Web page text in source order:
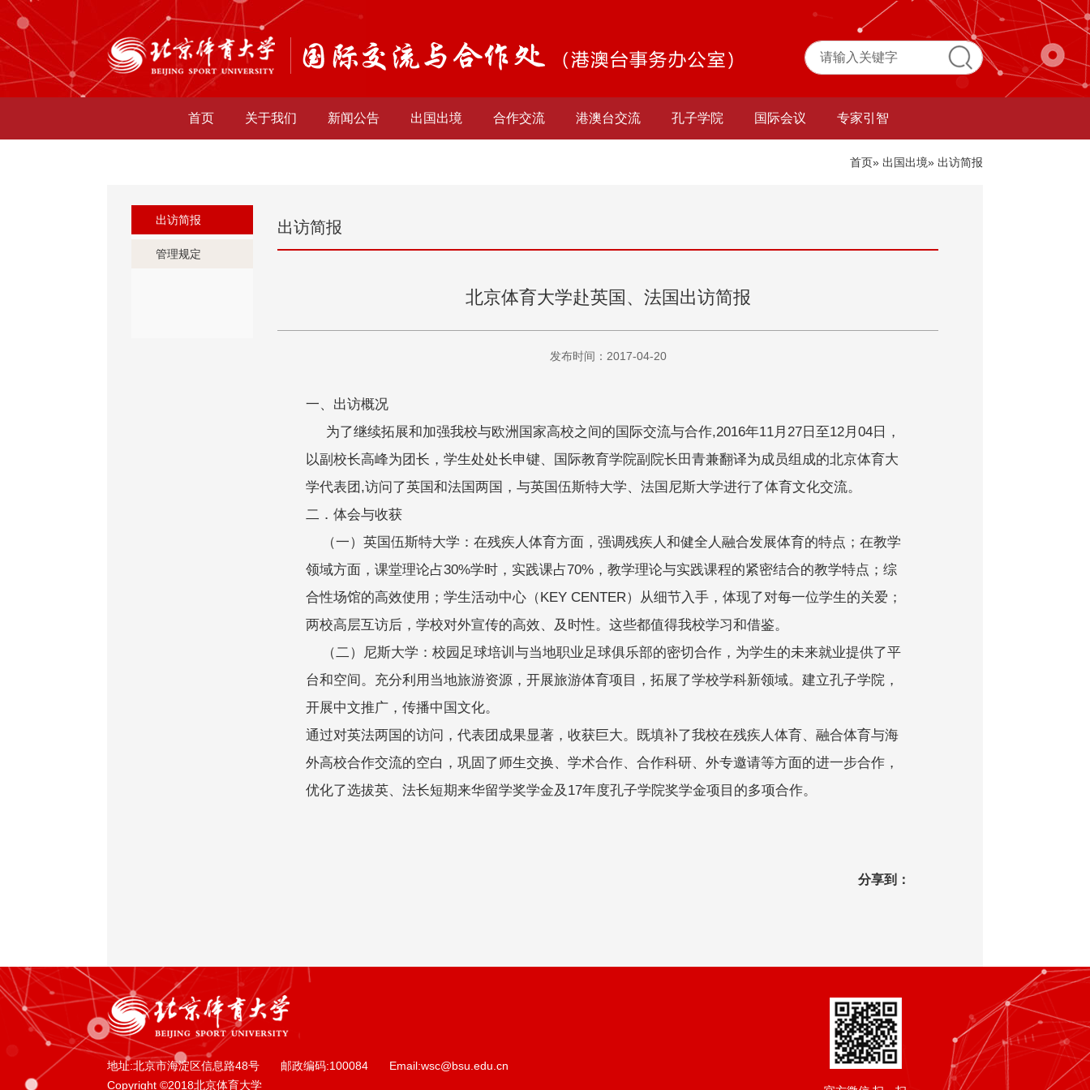
首页 关于我们 新闻公告 出国出境 合作交流 港澳台交流 孔子学院 国际会议 专家引智
首页» 出国出境» 出访简报
出访简报
管理规定
出访简报
北京体育大学赴英国、法国出访简报
发布时间：2017-04-20
一、出访概况
为了继续拓展和加强我校与欧洲国家高校之间的国际交流与合作,2016年11月27日至12月04日，
以副校长高峰为团长，学生处处长申键、国际教育学院副院长田青兼翻译为成员组成的北京体育大
学代表团,访问了英国和法国两国，与英国伍斯特大学、法国尼斯大学进行了体育文化交流。
二．体会与收获
（一）英国伍斯特大学：在残疾人体育方面，强调残疾人和健全人融合发展体育的特点；在教学
领域方面，课堂理论占30%学时，实践课占70%，教学理论与实践课程的紧密结合的教学特点；综
合性场馆的高效使用；学生活动中心（KEY CENTER）从细节入手，体现了对每一位学生的关爱；
两校高层互访后，学校对外宣传的高效、及时性。这些都值得我校学习和借鉴。
（二）尼斯大学：校园足球培训与当地职业足球俱乐部的密切合作，为学生的未来就业提供了平
台和空间。充分利用当地旅游资源，开展旅游体育项目，拓展了学校学科新领域。建立孔子学院，
开展中文推广，传播中国文化。
通过对英法两国的访问，代表团成果显著，收获巨大。既填补了我校在残疾人体育、融合体育与海
外高校合作交流的空白，巩固了师生交换、学术合作、合作科研、外专邀请等方面的进一步合作，
优化了选拔英、法长短期来华留学奖学金及17年度孔子学院奖学金项目的多项合作。
分享到：
地址:北京市海淀区信息路48号 邮政编码:100084
Email:wsc@bsu.edu.cn
Copyright ©2018北京体育大学